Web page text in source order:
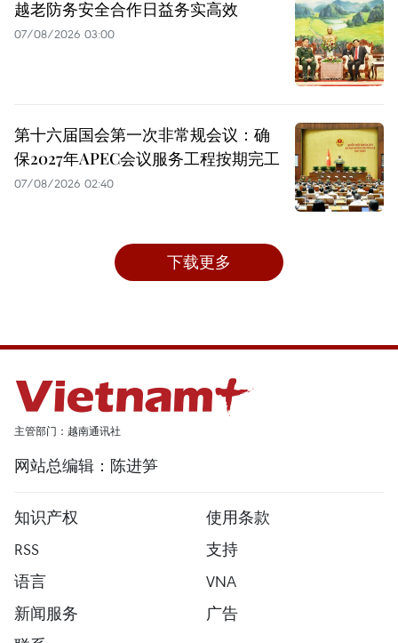
越老防务安全合作日益务实高效
07/08/2026 03:00
第十六届国会第一次非常规会议：确
保2027年APEC会议服务工程按期完工
07/08/2026 02:40
下载更多
主管部门：越南通讯社
网站总编辑：陈进笋
知识产权
使用条款
RSS
支持
语言
VNA
新闻服务
广告